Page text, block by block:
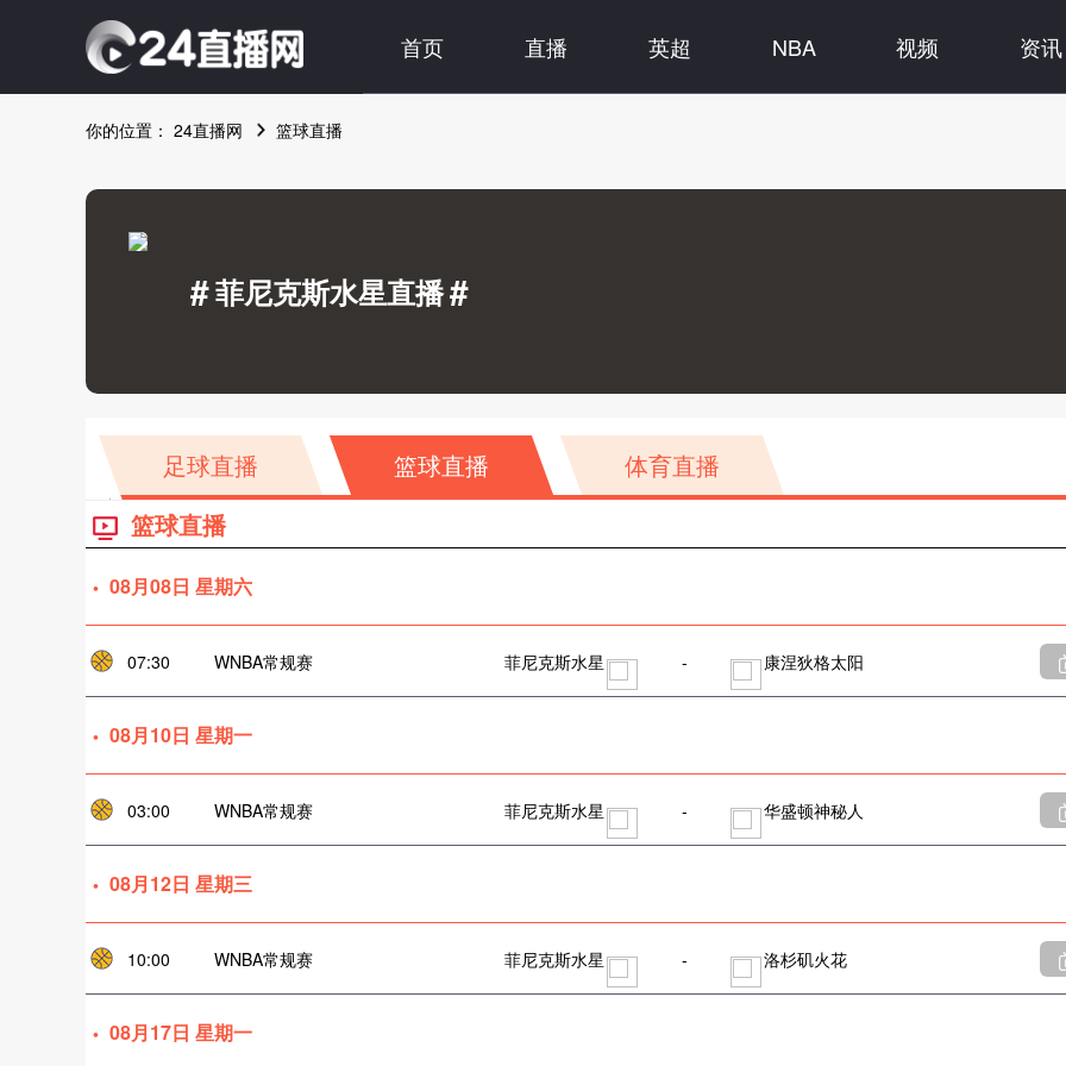
首页 直播 英超 NBA 视频 资讯
你的位置： 24直播网 篮球直播
#菲尼克斯水星直播#
足球直播 篮球直播
体育直播
篮球直播
08月08日 星期六
07:30 WNBA常规赛 菲尼克斯水星 - 康涅狄格太阳
08月10日 星期一
03:00 WNBA常规赛 菲尼克斯水星 - 华盛顿神秘人
08月12日 星期三
10:00 WNBA常规赛 菲尼克斯水星 - 洛杉矶火花
08月17日 星期一